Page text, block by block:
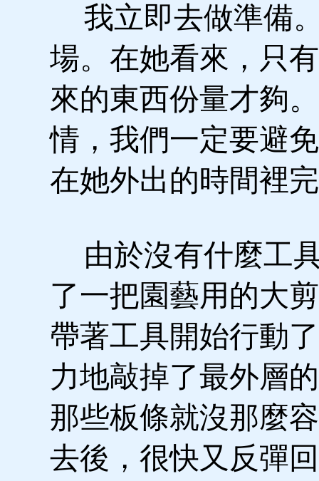
我立即去做準備
場。在她看來，只
來的東西份量才夠
情，我們一定要避
在她外出的時間裡
由於沒有什麼工
了一把園藝用的大
帶著工具開始行動
力地敲掉了最外層
那些板條就沒那麼
去後，很快又反彈